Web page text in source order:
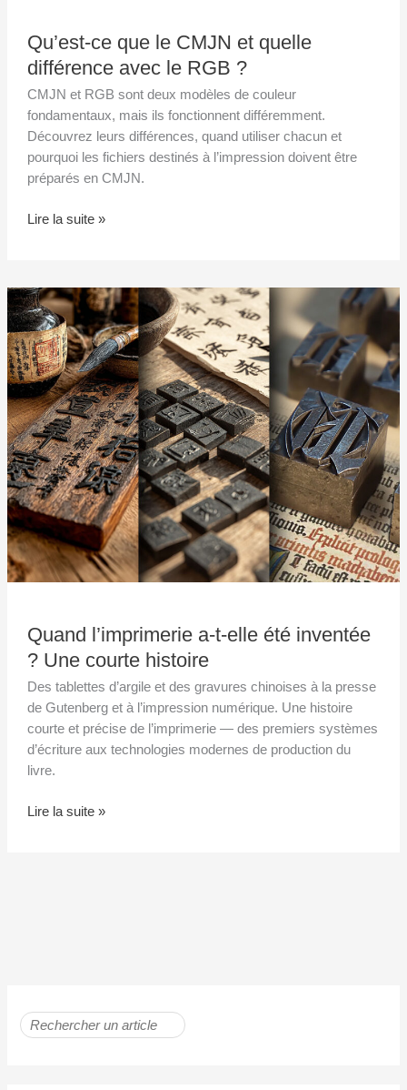
Qu’est-ce que le CMJN et quelle
différence avec le RGB ?
CMJN et RGB sont deux modèles de couleur
fondamentaux, mais ils fonctionnent différemment.
Découvrez leurs différences, quand utiliser chacun et
pourquoi les fichiers destinés à l’impression doivent être
préparés en CMJN.
Lire la suite »
Quand l’imprimerie a-t-elle été inventée
? Une courte histoire
Des tablettes d’argile et des gravures chinoises à la presse
de Gutenberg et à l’impression numérique. Une histoire
courte et précise de l’imprimerie — des premiers systèmes
d’écriture aux technologies modernes de production du
livre.
Quand
l’imprimerie
a-
t-
elle
été
inventée
?
Une
courte
histoire
Lire la suite »